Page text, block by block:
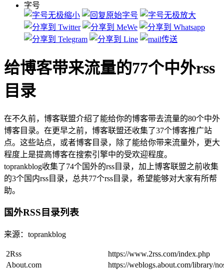
字号
给博客带来流量的77个中外rss
目录
在不久前，博客联盟介绍了能给你的博客带去流量的80个中外
博客目录。在更早之前，博客联盟还收集了37个博客推广站
点。这些站点，或者博客目录，除了能给你带来流量外，更大
程度上是提高博客在搜索引擎中的受欢迎程度。
toprankblog收集了74个国外的rss目录，加上博客联盟之前收集
的3个国内rss目录，总共77个rss目录，希望能够对大家有所帮
助。
国外RSS目录列表
来源：toprankblog
2Rss
https://www.2rss.com/index.php
About.com
https://weblogs.about.com/library/